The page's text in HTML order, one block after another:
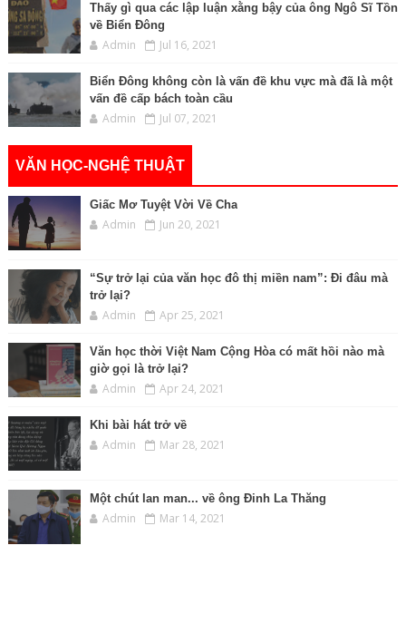
Thấy gì qua các lập luận xằng bậy của ông Ngô Sĩ Tồn
về Biển Đông
Admin Jul 16, 2021
Biển Đông không còn là vấn đề khu vực mà đã là một
vấn đề cấp bách toàn cầu
Admin Jul 07, 2021
VĂN HỌC-NGHỆ THUẬT
Giấc Mơ Tuyệt Vời Về Cha
Admin Jun 20, 2021
“Sự trở lại của văn học đô thị miền nam”: Đi đâu mà
trở lại?
Admin Apr 25, 2021
Văn học thời Việt Nam Cộng Hòa có mất hồi nào mà
giờ gọi là trở lại?
Admin Apr 24, 2021
Khi bài hát trở về
Admin Mar 28, 2021
Một chút lan man... về ông Đinh La Thăng
Admin Mar 14, 2021